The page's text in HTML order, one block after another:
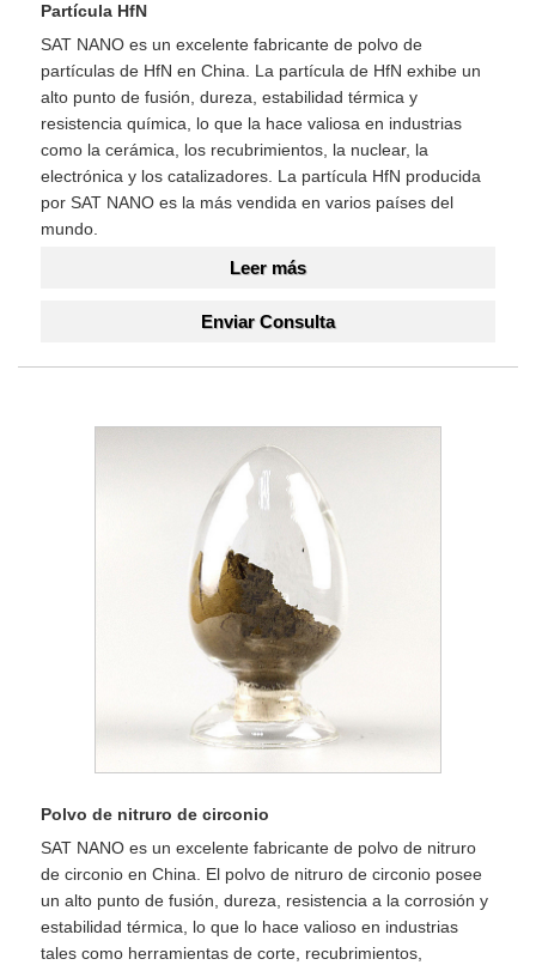
Partícula HfN
SAT NANO es un excelente fabricante de polvo de
partículas de HfN en China. La partícula de HfN exhibe un
alto punto de fusión, dureza, estabilidad térmica y
resistencia química, lo que la hace valiosa en industrias
como la cerámica, los recubrimientos, la nuclear, la
electrónica y los catalizadores. La partícula HfN producida
por SAT NANO es la más vendida en varios países del
mundo.
Leer más
Enviar Consulta
Polvo de nitruro de circonio
SAT NANO es un excelente fabricante de polvo de nitruro
de circonio en China. El polvo de nitruro de circonio posee
un alto punto de fusión, dureza, resistencia a la corrosión y
estabilidad térmica, lo que lo hace valioso en industrias
tales como herramientas de corte, recubrimientos,